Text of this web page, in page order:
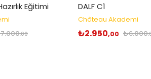
Eğitimi
7.000,00
DALF C1
Château Akademi
₺2.950,00 ₺6.000